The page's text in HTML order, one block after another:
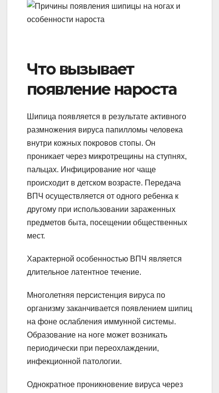
Что вызывает
появление нароста
Шипица появляется в результате активного
размножения вируса папилломы человека
внутри кожных покровов стопы. Он
проникает через микротрещины на ступнях,
пальцах. Инфицирование ног чаще
происходит в детском возрасте. Передача
ВПЧ осуществляется от одного ребенка к
другому при использовании зараженных
предметов быта, посещении общественных
мест.
Характерной особенностью ВПЧ является
длительное латентное течение.
Многолетняя персистенция вируса по
организму заканчивается появлением шипиц
на фоне ослабления иммунной системы.
Образование на ноге может возникать
периодически при переохлаждении,
инфекционной патологии.
Однократное проникновение вируса через